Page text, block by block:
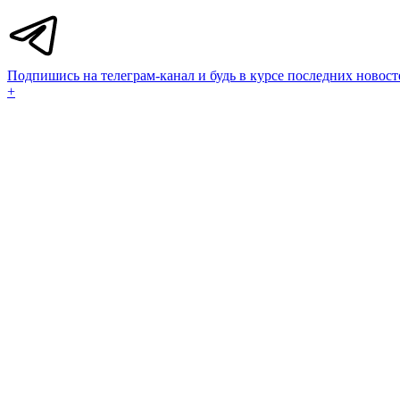
Подпишись на телеграм-канал и будь в курсе последних
+